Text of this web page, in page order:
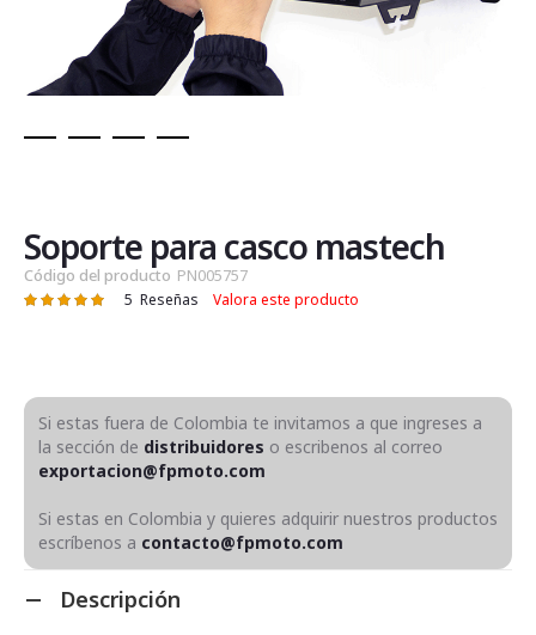
de
la
galería
de
Soporte para casco mastech
Código del producto PN005757
Valoración: 5 Reseñas Valora este producto
Si estas fuera de Colombia te invitamos a que ingreses a
la sección de distribuidores o escribenos al correo
exportacion@fpmoto.com
Si estas en Colombia y quieres adquirir nuestros productos
escríbenos a contacto@fpmoto.com
Descripción